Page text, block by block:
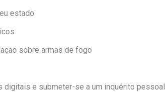
estado
sobre armas de fogo
e submeter-se a um inquérito pessoal